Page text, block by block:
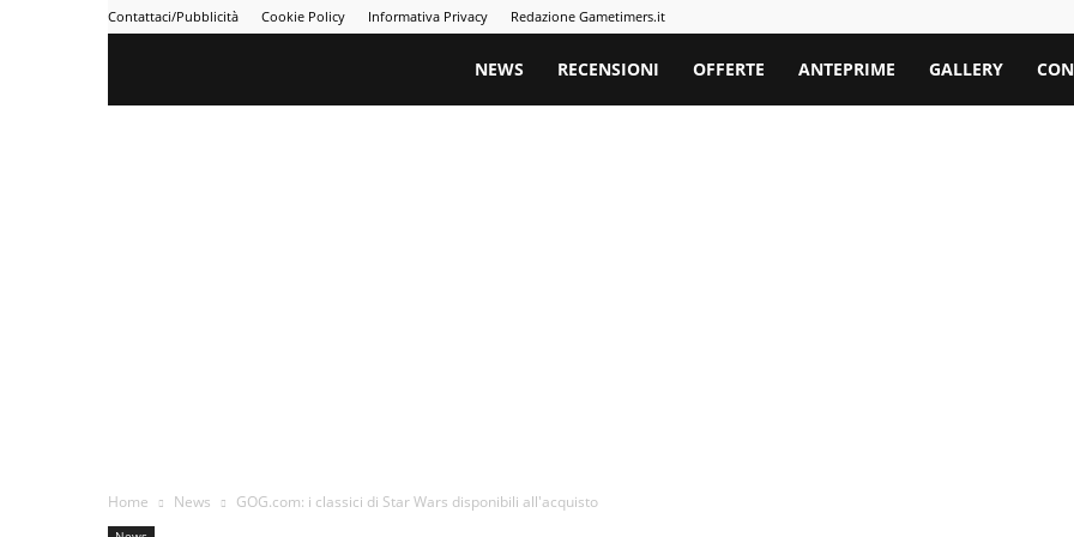
Contattaci/Pubblicità Cookie Policy Informativa Privacy Redazione Gametimers.it
Gametimers
NEWS RECENSIONI OFFERTE ANTEPRIME GALLERY
Home News GOG.com: i classici di Star Wars disponibili all'acquisto